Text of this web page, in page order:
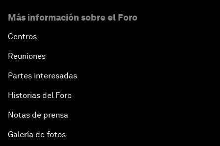
Más información sobre el Foro
Centros
Reuniones
Partes interesadas
Historias del Foro
Notas de prensa
Galería de fotos